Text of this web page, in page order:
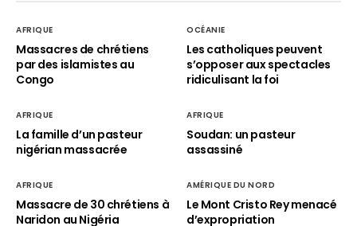
AFRIQUE
Massacres de chrétiens
par des islamistes au
Congo
OCÉANIE
Les catholiques peuvent
s’opposer aux spectacles
ridiculisant la foi
AFRIQUE
La famille d’un pasteur
nigérian massacrée
AFRIQUE
Soudan: un pasteur
assassiné
AFRIQUE
Massacre de 30 chrétiens à
Naridon au Nigéria
AMÉRIQUE DU NORD
Le Mont Cristo Rey menacé
d’expropriation